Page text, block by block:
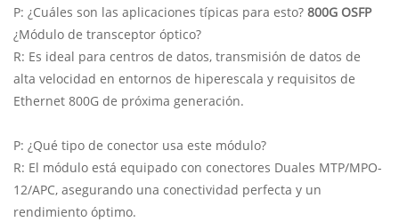
P: ¿Cuáles son las aplicaciones típicas para esto? 800G OSFP
¿Módulo de transceptor óptico?
R: Es ideal para centros de datos, transmisión de datos de
alta velocidad en entornos de hiperescala y requisitos de
Ethernet 800G de próxima generación.
P: ¿Qué tipo de conector usa este módulo?
R: El módulo está equipado con conectores Duales MTP/MPO-
12/APC, asegurando una conectividad perfecta y un
rendimiento óptimo.